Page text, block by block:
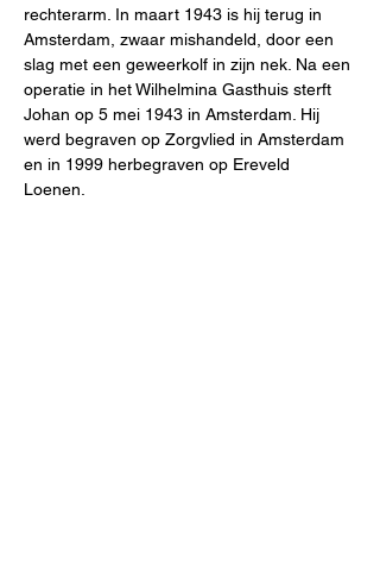
rechterarm. In maart 1943 is hij terug in
Amsterdam, zwaar mishandeld, door een
slag met een geweerkolf in zijn nek. Na een
operatie in het Wilhelmina Gasthuis sterft
Johan op 5 mei 1943 in Amsterdam. Hij
werd begraven op Zorgvlied in Amsterdam
en in 1999 herbegraven op Ereveld
Loenen.